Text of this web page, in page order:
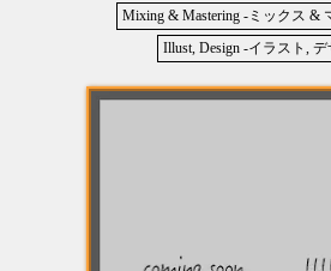
Mixing & Mastering -ミックス &
Illust, Design -イラスト,